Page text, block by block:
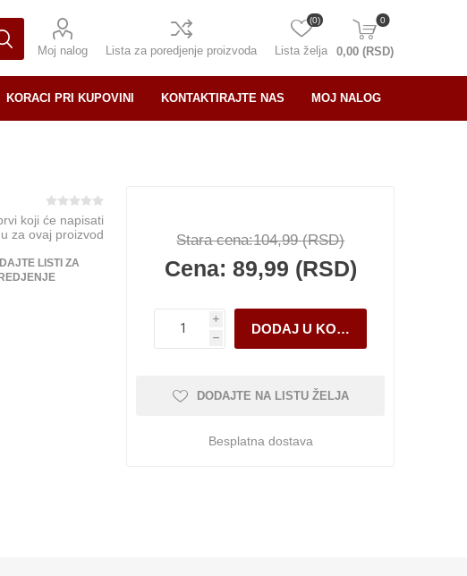
Moj nalog Lista za poredjenje proizvoda Lista želja
(0) 0
0,00 (RSD)
KORACI PRI KUPOVINI KONTAKTIRAJTE NAS MOJ NALOG
koji će napisati
za ovaj proizvod
LISTI ZA
Stara cena:104,99 (RSD)
Cena: 89,99 (RSD)
i
h
DODAJTE NA LISTU ŽELJA
Besplatna dostava